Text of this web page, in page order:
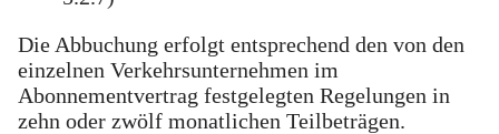
Die Abbuchung erfolgt entsprechend den von den
einzelnen Verkehrsunternehmen im
Abonnementvertrag festgelegten Regelungen in
zehn oder zwölf monatlichen Teilbeträgen.